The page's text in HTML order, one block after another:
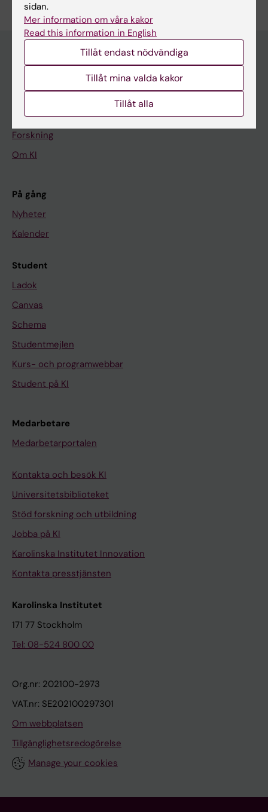
Utbildning
Forskarutbildning
Forskning
Om KI
På gång
Nyheter
Kalender
Student
Ladok
Canvas
Schema
Studentmejlen
Kurs- och programwebbar
Student på KI
Medarbetare
Medarbetarportalen
Kontakta och besök KI
Universitetsbiblioteket
Stöd forskning och utbildning
Jobba på KI
Karolinska Institutet Innovation
Kontakta presstjänsten
Karolinska Institutet
171 77 Stockholm
Tel: 08-524 800 00
Org.nr: 202100-2973
VAT.nr: SE202100297301
Om webbplatsen
Tillgänglighetsredogörelse
Manage your cookies
sidan.
Mer information om våra kakor
Read this information in English
Tillåt endast nödvändiga
Tillåt mina valda kakor
Tillåt alla